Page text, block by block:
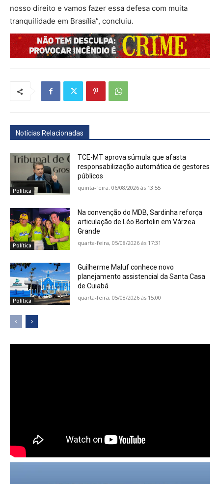
nosso direito e vamos fazer essa defesa com muita
tranquilidade em Brasília”, concluiu.
Notícias Relacionadas
Política
TCE-MT aprova súmula que afasta
responsabilização automática de gestores
públicos
quinta-feira, 06/08/2026 ás 13:55
Política
Na convenção do MDB, Sardinha reforça
articulação de Léo Bortolin em Várzea
Grande
quarta-feira, 05/08/2026 ás 17:31
Política
Guilherme Maluf conhece novo
planejamento assistencial da Santa Casa
de Cuiabá
quarta-feira, 05/08/2026 ás 15:00